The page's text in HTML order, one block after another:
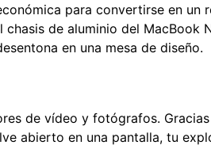
para convertirse en un
de aluminio del
en una mesa de diseño.
de vídeo y fotógrafos.
abierto en una pantalla, tu